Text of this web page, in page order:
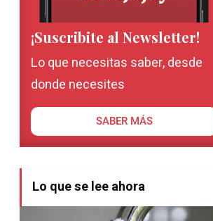
¡Suscribite al Newsletter!
Lo que necesitas saber, desde
donde necesites
SABER MÁS
Lo que se lee ahora